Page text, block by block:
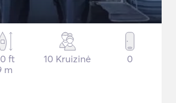
ft
m
10 Kruizinė 0